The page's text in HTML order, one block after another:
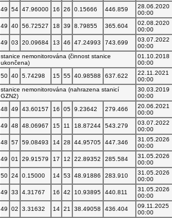
49 54 47.96000 16 26 0.15666 446.859
28.06.2020
00:00
49 40 56.72527 18 39 8.79855 365.604
02.08.2020
00:00
49 03 20.09684 13 46 47.24993 743.699
03.07.2022
00:00
stanice nemonitorována (činnost stanice
ukončena)
01.10.2018
00:00
50 40 5.74298 15 55 40.98588 637.622
22.11.2021
00:00
stanice nemonitorována (nahrazena stanicí
GZN2)
30.03.2019
00:00
48 49 43.60157 16 05 9.23642 279.466
20.06.2021
00:00
49 48 48.06967 15 11 18.87244 543.279
03.07.2022
00:00
48 57 59.08493 14 28 44.95705 447.346
31.05.2026
00:00
49 01 29.91579 17 12 22.89352 285.584
31.05.2026
00:00
50 24 0.15000 14 53 48.91886 283.910
31.05.2026
00:00
49 33 4.31767 16 42 10.93895 440.811
31.05.2026
00:00
49 02 3.31632 14 21 38.49058 436.404
09.11.2025
00:00